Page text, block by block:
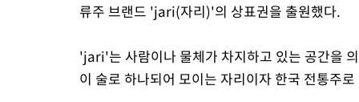
류주 브랜드 'jari(자리)'의 상표권을 출원했다.
'jari'는 사람이나 물체가 차지하고 있는 공간을
이 술로 하나되어 모이는 자리이자 한국 전통주